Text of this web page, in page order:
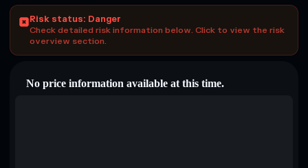
Risk status: Danger
Check detailed risk information below. Click to view the risk
overview section.
No price information available at this time.